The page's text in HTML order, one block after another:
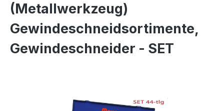
(Metallwerkzeug)
Gewindeschneidsortimente,
Gewindeschneider - SET